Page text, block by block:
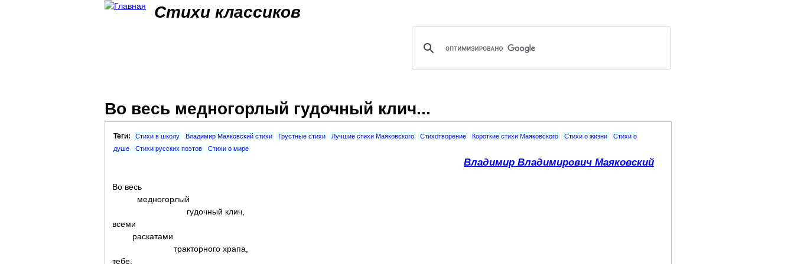
Стихи классиков
Во весь медногорлый гудочный клич...
Теги: Стихи в школу Владимир Маяковский стихи Грустные стихи Лучшие стихи Маяковского Стихотворение Короткие стихи Маяковского Стихи о жизни
Стихи о
душе
Стихи русских поэтов Стихи о мире
Владимир Владимирович Маяковский
Во весь
медногорлый
гудочный клич,
всеми
раскатами
тракторного храпа,
тебе,